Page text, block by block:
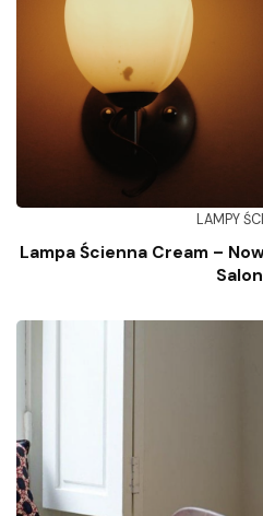
LAMPY
Lampa Ścienna Cream –